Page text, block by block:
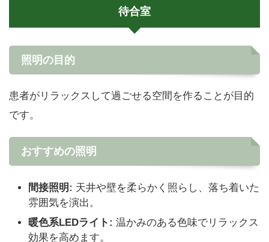
待合室
照明の目的
患者がリラックスして過ごせる空間を作ることが目的
です。
おすすめの照明
間接照明: 天井や壁を柔らかく照らし、落ち着いた
雰囲気を演出。
暖色系LEDライト: 温かみのある色味でリラックス
効果を高めます。